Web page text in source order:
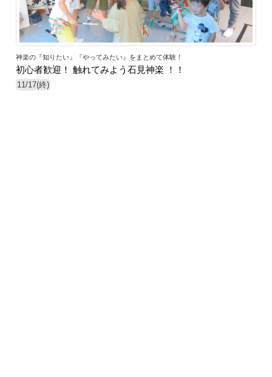
神楽の『知りたい』『やってみたい』をまとめて体験！
初心者歓迎！ 触れてみよう石見神楽 ！！
11/17(終)